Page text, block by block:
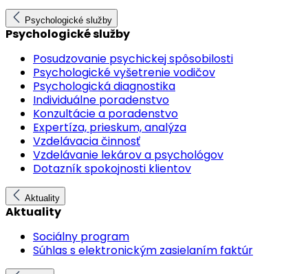
Psychologické služby
Psychologické služby
Posudzovanie psychickej spôsobilosti
Psychologické vyšetrenie vodičov
Psychologická diagnostika
Individuálne poradenstvo
Konzultácie a poradenstvo
Expertíza, prieskum, analýza
Vzdelávacia činnosť
Vzdelávanie lekárov a psychológov
Dotazník spokojnosti klientov
Aktuality
Aktuality
Sociálny program
Súhlas s elektronickým zasielaním faktúr